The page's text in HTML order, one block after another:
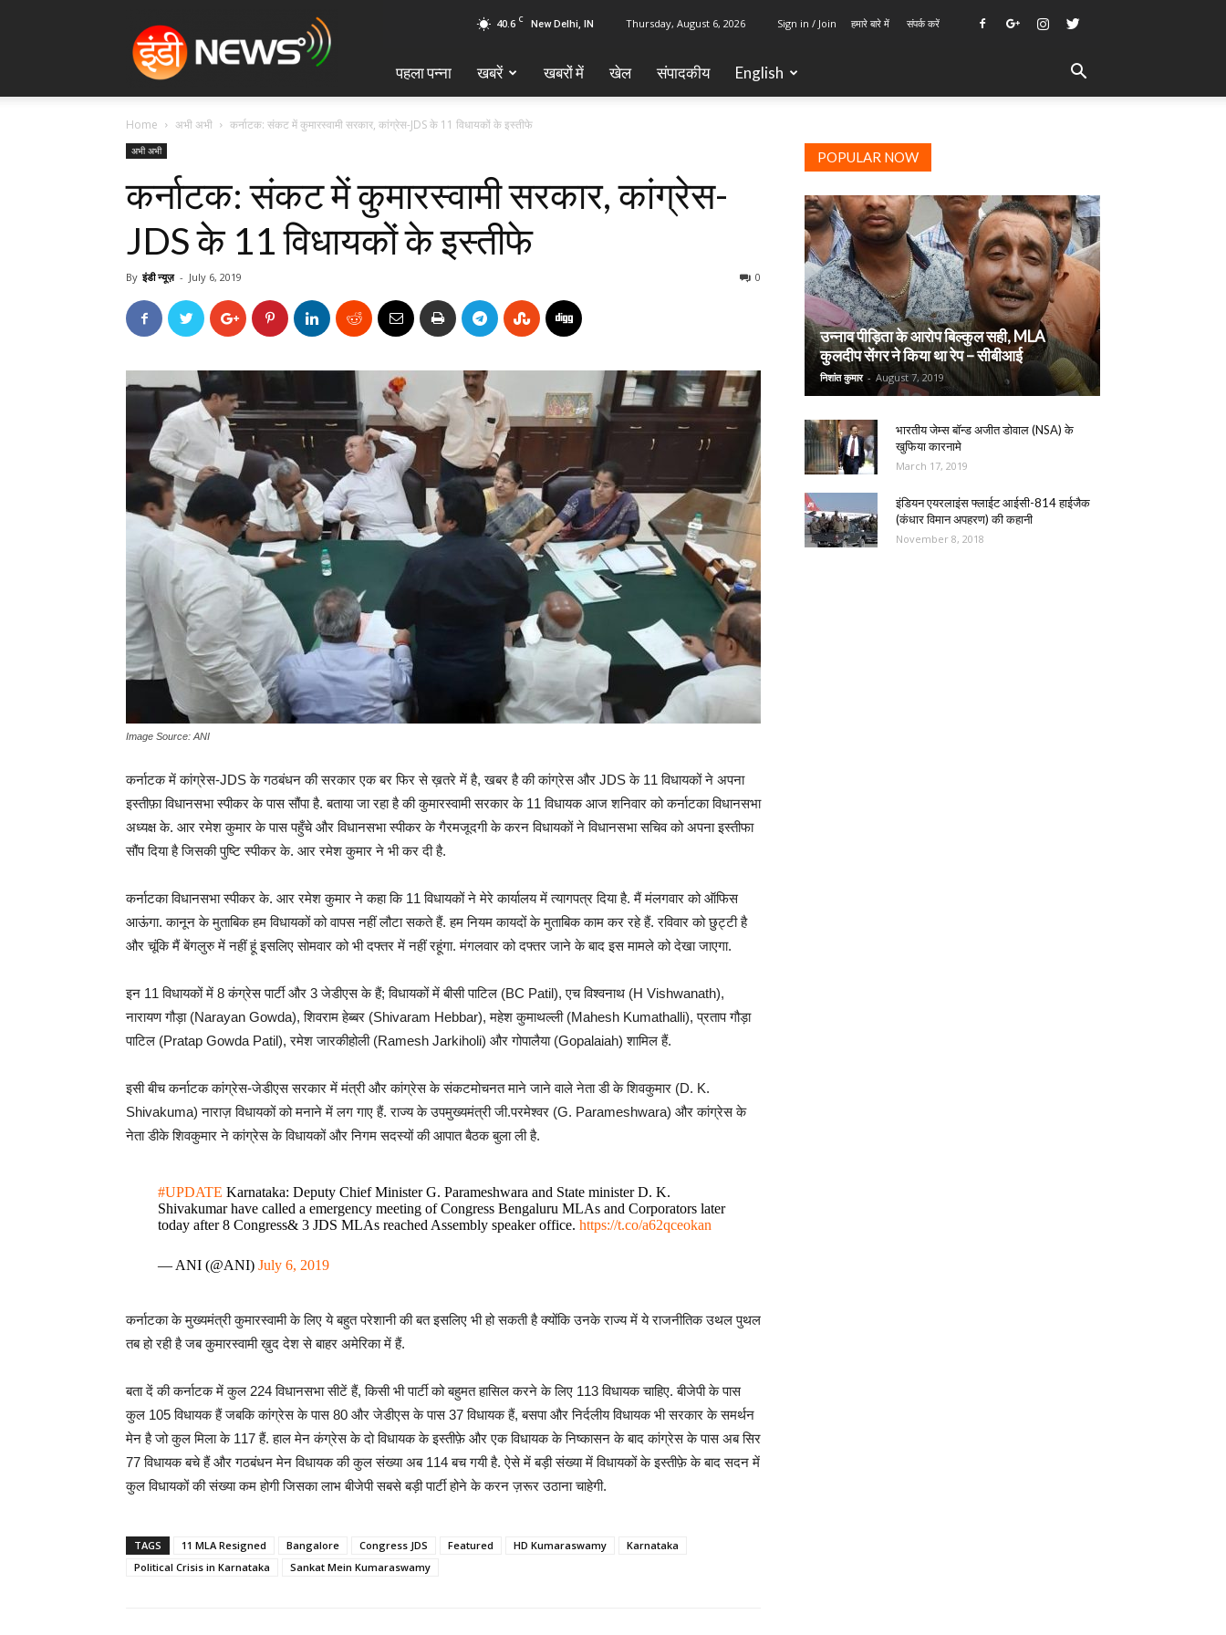
40.6 C New Delhi, IN Thursday, August 6, 2026 Sign in / Join हमारे बारे में संपर्क करें
पहला पन्ना खबरें खबरों में खेल ‎संपादकीय English
Home अभी अभी कर्नाटक: संकट में कुमारस्वामी सरकार, कांग्रेस-JDS के 11 विधायकों के इस्तीफे
अभी अभी
कर्नाटक: संकट में कुमारस्वामी सरकार, कांग्रेस-
JDS के 11 विधायकों के इस्तीफे
By इंडी न्यूज़ - July 6, 2019 0
Image Source: ANI
कर्नाटक में कांग्रेस-JDS के गठबंधन की सरकार एक बर फिर से ख़तरे में है, खबर है की कांग्रेस और JDS के 11 विधायकों ने अपना
इस्तीफ़ा विधानसभा स्पीकर के पास सौंपा है. बताया जा रहा है की कुमारस्वामी सरकार के 11 विधायक आज शनिवार को कर्नाटका विधानसभा
अध्यक्ष के. आर रमेश कुमार के पास पहुँचे और विधानसभा स्पीकर के गैरमजूदगी के करन विधायकों ने विधानसभा सचिव को अपना इस्तीफा
सौंप दिया है जिसकी पुष्टि स्पीकर के. आर रमेश कुमार ने भी कर दी है.
कर्नाटका विधानसभा स्पीकर के. आर रमेश कुमार ने कहा कि 11 विधायकों ने मेरे कार्यालय में त्यागपत्र दिया है. मैं मंलगवार को ऑफिस
आऊंगा. कानून के मुताबिक हम विधायकों को वापस नहीं लौटा सकते हैं. हम नियम कायदों के मुताबिक काम कर रहे हैं. रविवार को छुट्टी है
और चूंकि मैं बेंगलुरु में नहीं हूं इसलिए सोमवार को भी दफ्तर में नहीं रहूंगा. मंगलवार को दफ्तर जाने के बाद इस मामले को देखा जाएगा.
इन 11 विधायकों में 8 कंग्रेस पार्टी और 3 जेडीएस के हैं; विधायकों में बीसी पाटिल (BC Patil), एच विश्वनाथ (H Vishwanath),
नारायण गौड़ा (Narayan Gowda), शिवराम हेब्बर (Shivaram Hebbar), महेश कुमाथल्ली (Mahesh Kumathalli), प्रताप गौड़ा
पाटिल (Pratap Gowda Patil), रमेश जारकीहोली (Ramesh Jarkiholi) और गोपालैया (Gopalaiah) शामिल हैं.
इसी बीच कर्नाटक कांग्रेस-जेडीएस सरकार में मंत्री और कांग्रेस के संकटमोचनत माने जाने वाले नेता डी के शिवकुमार (D. K.
Shivakuma) नाराज़ विधायकों को मनाने में लग गाए हैं. राज्य के उपमुख्‍यमंत्री जी.परमेश्‍वर (G. Parameshwara) और कांग्रेस के
नेता डीके शिवकुमार ने कांग्रेस के विधायकों और निगम सदस्‍यों की आपात बैठक बुला ली है.
#UPDATE Karnataka: Deputy Chief Minister G. Parameshwara and State minister D. K.
Shivakumar have called a emergency meeting of Congress Bengaluru MLAs and Corporators later
today after 8 Congress& 3 JDS MLAs reached Assembly speaker office. https://t.co/a62qceokan
— ANI (@ANI) July 6, 2019
कर्नाटका के मुख्यमंत्री कुमारस्वामी के लिए ये बहुत परेशानी की बत इसलिए भी हो सकती है क्योंकि उनके राज्य में ये राजनीतिक उथल पुथल
तब हो रही है जब कुमारस्वामी ख़ुद देश से बाहर अमेरिका में हैं.
बता दें की कर्नाटक में कुल 224 विधानसभा सीटें हैं, किसी भी पार्टी को बहुमत हासिल करने के लिए 113 विधायक चाहिए. बीजेपी के पास
कुल 105 विधायक हैं जबकि कांग्रेस के पास 80 और जेडीएस के पास 37 विधायक हैं, बसपा और निर्दलीय विधायक भी सरकार के समर्थन
मेन है जो कुल मिला के 117 हैं. हाल मेन कंग्रेस के दो विधायक के इस्तीफ़े और एक विधायक के निष्कासन के बाद कांग्रेस के पास अब सिर
77 विधायक बचे हैं और गठबंधन मेन विधायक की कुल संख्या अब 114 बच गयी है. ऐसे में बड़ी संख्या में विधायकों के इस्तीफ़े के बाद सदन में
कुल विधायकों की संख्या कम होगी जिसका लाभ बीजेपी सबसे बड़ी पार्टी होने के करन ज़रूर उठाना चाहेगी.
TAGS 11 MLA Resigned Bangalore Congress JDS Featured HD Kumaraswamy
Karnataka
Political Crisis in Karnataka
Sankat Mein Kumaraswamy
POPULAR NOW
उन्नाव पीड़िता के आरोप बिल्कुल सही, MLA
कुलदीप सेंगर ने किया था रेप – सीबीआई
निशांत कुमार - August 7, 2019
भारतीय जेम्स बॉन्ड अजीत डोवाल (NSA) के
खुफिया कारनामे
March 17, 2019
इंडियन एयरलाइंस फ्लाईट आईसी-814 हाईजैक
(कंधार विमान अपहरण) की कहानी
November 8, 2018